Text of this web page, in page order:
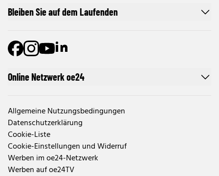
Online Netzwerk oe24
Allgemeine Nutzungsbedingungen
Datenschutzerklärung
Cookie-Liste
Cookie-Einstellungen und Widerruf
Werben im oe24-Netzwerk
Werben auf oe24TV
Bleiben Sie auf dem Laufenden